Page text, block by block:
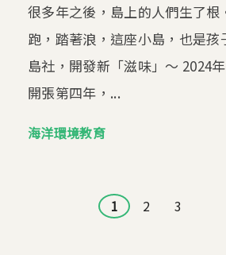
很多年之後，島上的人們生了根
跑，踏著浪，這座小島，也是孩
島社，開發新「滋味」～ 2024
開張第四年，...
海洋環境教育
1 2 3